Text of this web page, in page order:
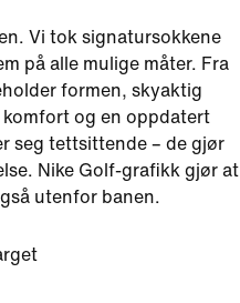
Vi tok signatursokkene
på alle mulige måter. Fra
formen, skyaktig
og en oppdatert
seg tettsittende – de gjør
Nike Golf-grafikk gjør at
utenfor banen.